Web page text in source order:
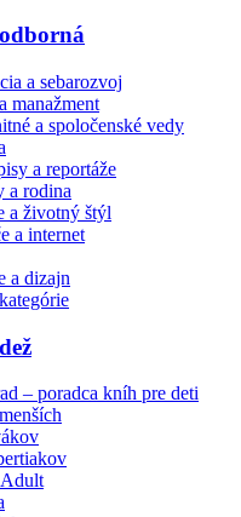
a sebarozvoj
manažment
a spoločenské vedy
a reportáže
a rodina
a životný štýl
a internet
a dizajn
– poradca kníh pre deti